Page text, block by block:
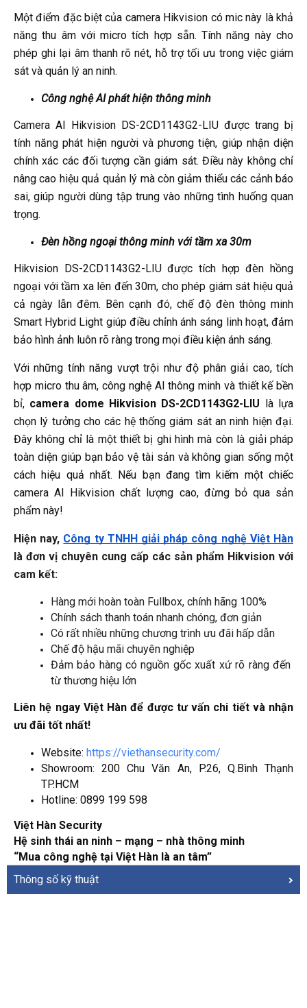
Một điểm đặc biệt của camera Hikvision có mic này là khả
năng thu âm với micro tích hợp sẵn. Tính năng này cho
phép ghi lại âm thanh rõ nét, hỗ trợ tối ưu trong việc giám
sát và quản lý an ninh.
Công nghệ AI phát hiện thông minh
Camera AI Hikvision DS-2CD1143G2-LIU được trang bị
tính năng phát hiện người và phương tiện, giúp nhận diện
chính xác các đối tượng cần giám sát. Điều này không chỉ
nâng cao hiệu quả quản lý mà còn giảm thiểu các cảnh báo
sai, giúp người dùng tập trung vào những tình huống quan
trọng.
Đèn hồng ngoại thông minh với tầm xa 30m
Hikvision DS-2CD1143G2-LIU được tích hợp đèn hồng
ngoại với tầm xa lên đến 30m, cho phép giám sát hiệu quả
cả ngày lẫn đêm. Bên cạnh đó, chế độ đèn thông minh
Smart Hybrid Light giúp điều chỉnh ánh sáng linh hoạt, đảm
bảo hình ảnh luôn rõ ràng trong mọi điều kiện ánh sáng.
Với những tính năng vượt trội như độ phân giải cao, tích
hợp micro thu âm, công nghệ AI thông minh và thiết kế bền
bỉ, camera dome Hikvision DS-2CD1143G2-LIU là lựa
chọn lý tưởng cho các hệ thống giám sát an ninh hiện đại.
Đây không chỉ là một thiết bị ghi hình mà còn là giải pháp
toàn diện giúp bạn bảo vệ tài sản và không gian sống một
cách hiệu quả nhất. Nếu bạn đang tìm kiếm một chiếc
camera AI Hikvision chất lượng cao, đừng bỏ qua sản
phẩm này!
Hiện nay, Công ty TNHH giải pháp công nghệ Việt Hàn
là đơn vị chuyên cung cấp các sản phẩm Hikvision với
cam kết:
Hàng mới hoàn toàn Fullbox, chính hãng 100%
Chính sách thanh toán nhanh chóng, đơn giản
Có rất nhiều những chương trình ưu đãi hấp dẫn
Chế độ hậu mãi chuyên nghiệp
Đảm bảo hàng có nguồn gốc xuất xứ rõ ràng đến
từ thương hiệu lớn
Liên hệ ngay Việt Hàn để được tư vấn chi tiết và nhận
ưu đãi tốt nhất!
Website: https://viethansecurity.com/
Showroom: 200 Chu Văn An, P.26, Q.Bình Thạnh
TP.HCM
Hotline: 0899 199 598
Việt Hàn Security
Hệ sinh thái an ninh – mạng – nhà thông minh
“Mua công nghệ tại Việt Hàn là an tâm”
Thông số kỹ thuật